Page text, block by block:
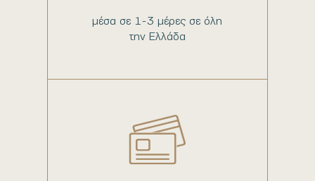
μέσα σε 1-3 μέρες σε όλη
την Ελλάδα